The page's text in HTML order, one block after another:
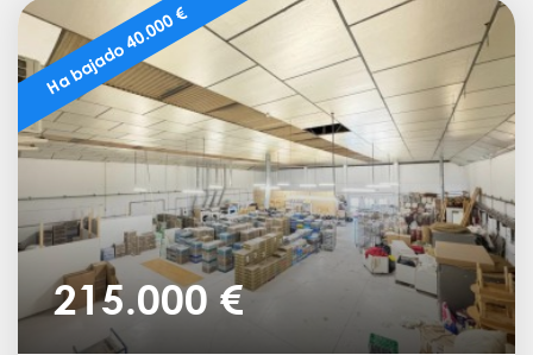
Ha bajado 40.000 €
215.000 €